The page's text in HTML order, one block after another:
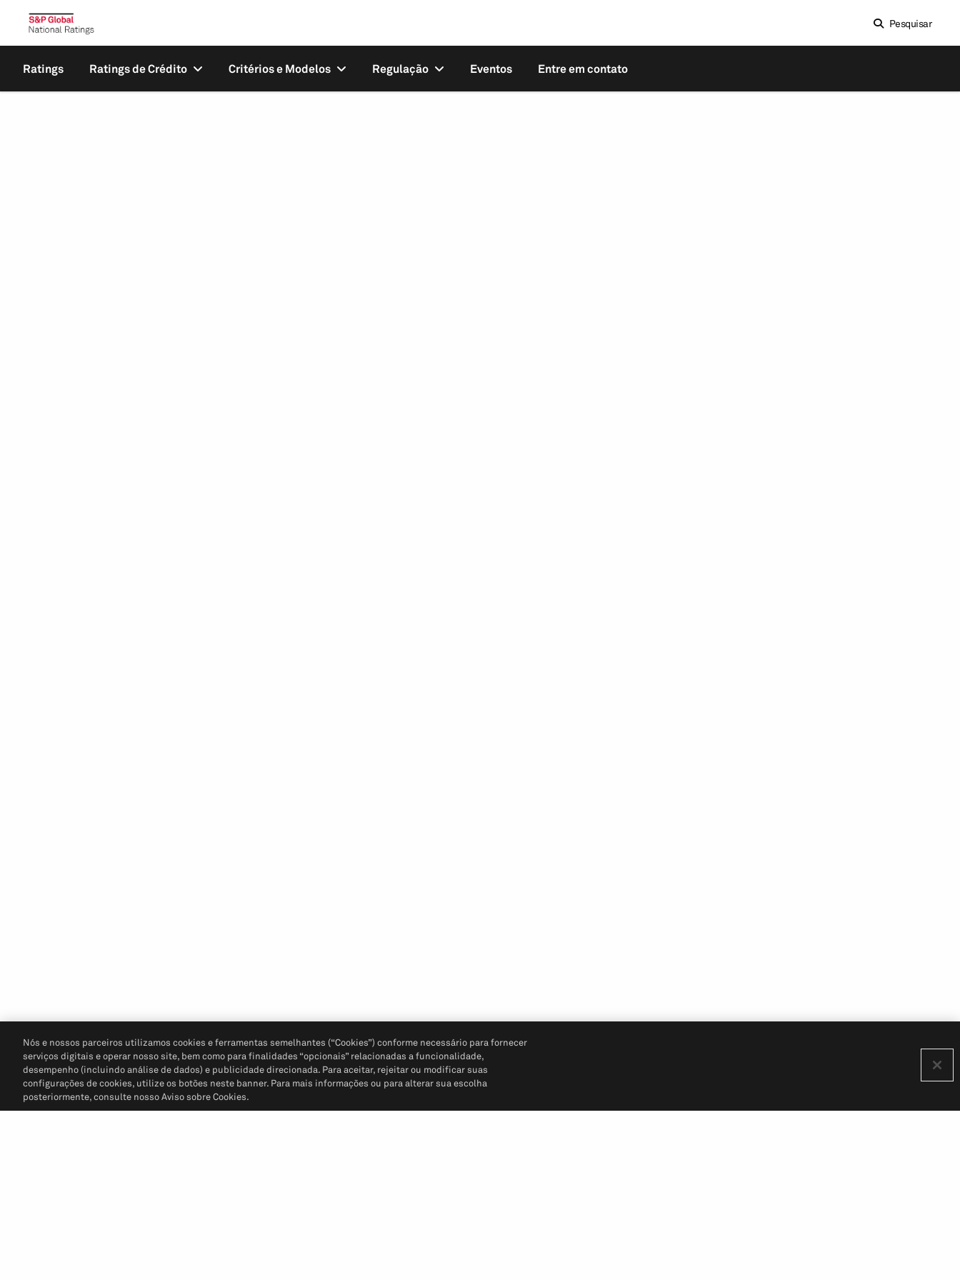
Pesquisar
Ratings Ratings de Crédito Critérios e Modelos Regulação Eventos Entre em contato
Nós e nossos parceiros utilizamos cookies e ferramentas semelhantes (“Cookies”) conforme necessário para fornecer
serviços digitais e operar nosso site, bem como para finalidades “opcionais” relacionadas a funcionalidade,
desempenho (incluindo análise de dados) e publicidade direcionada. Para aceitar, rejeitar ou modificar suas
configurações de cookies, utilize os botões neste banner. Para mais informações ou para alterar sua escolha
posteriormente, consulte nosso Aviso sobre Cookies.